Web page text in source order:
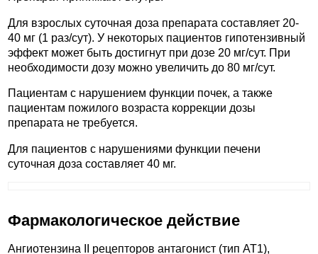
Для взрослых суточная доза препарата составляет 20-
40 мг (1 раз/сут). У некоторых пациентов гипотензивный
эффект может быть достигнут при дозе 20 мг/сут. При
необходимости дозу можно увеличить до 80 мг/сут.
Пациентам с нарушением функции почек, а также
пациентам пожилого возраста коррекции дозы
препарата не требуется.
Для пациентов с нарушениями функции печени
суточная доза составляет 40 мг.
Фармакологическое действие
Ангиотензина II рецепторов антагонист (тип АТ1),